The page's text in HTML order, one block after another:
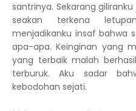
santrinya. Sekarang
seakan terkena
menjadikanku insaf bahwa
apa-apa. Keinginan yang
yang terbaik malah
terburuk. Aku sadar
kebodohan sejati.